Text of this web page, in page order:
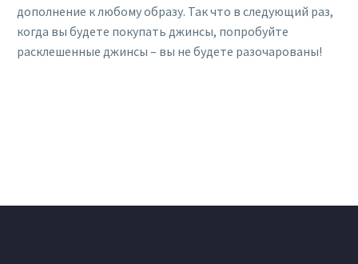
дополнение к любому образу. Так что в следующий раз,
когда вы будете покупать джинсы, попробуйте
расклешенные джинсы – вы не будете разочарованы!